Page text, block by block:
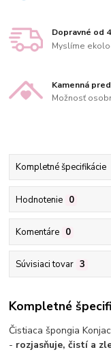
Dopravné od
Myslíme
Kamenná
Možnosť
Kompletné špecifikácie
Hodnotenie 0
Komentáre 0
Súvisiaci tovar 3
Kompletné
Čistiaca špongia
- rozjasňuje, čistí a